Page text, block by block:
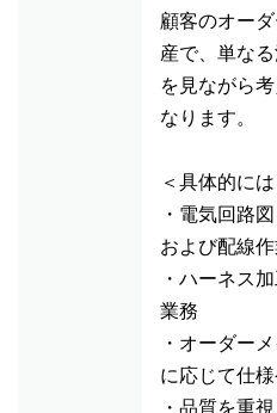
顧客のオー
産で、単な
を見ながら
なります。
＜具体的には
・電気回路
および配線
・ハーネス
業務
・オーダー
に応じて仕
・品質を重